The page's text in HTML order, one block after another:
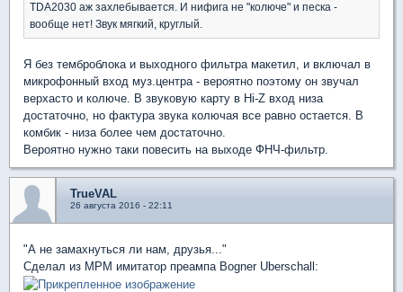
TDA2030 аж захлебывается. И нифига не "колюче" и песка -
вообще нет! Звук мягкий, круглый.
Я без темброблока и выходного фильтра макетил, и включал в
микрофонный вход муз.центра - вероятно поэтому он звучал
верхасто и колюче. В звуковую карту в Hi-Z вход низа
достаточно, но фактура звука колючая все равно остается. В
комбик - низа более чем достаточно.
Вероятно нужно таки повесить на выходе ФНЧ-фильтр.
TrueVAL
26 августа 2016 - 22:11
"А не замахнуться ли нам, друзья..."
Сделал из МРМ имитатор преампа Bogner Uberschall: